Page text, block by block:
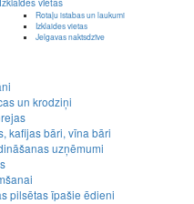
Rotaļu istabas un laukumi
Izklaides vietas
Jelgavas naktsdzīve
un krodziņi
kafijas bāri, vīna bāri
uzņēmumi
pilsētas īpašie ēdieni